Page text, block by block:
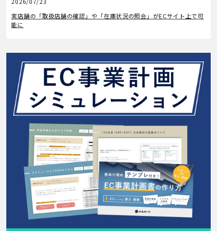
実店舗の「取扱店舗の確認」や「在庫状況の照会」がECサイト上で可
能に